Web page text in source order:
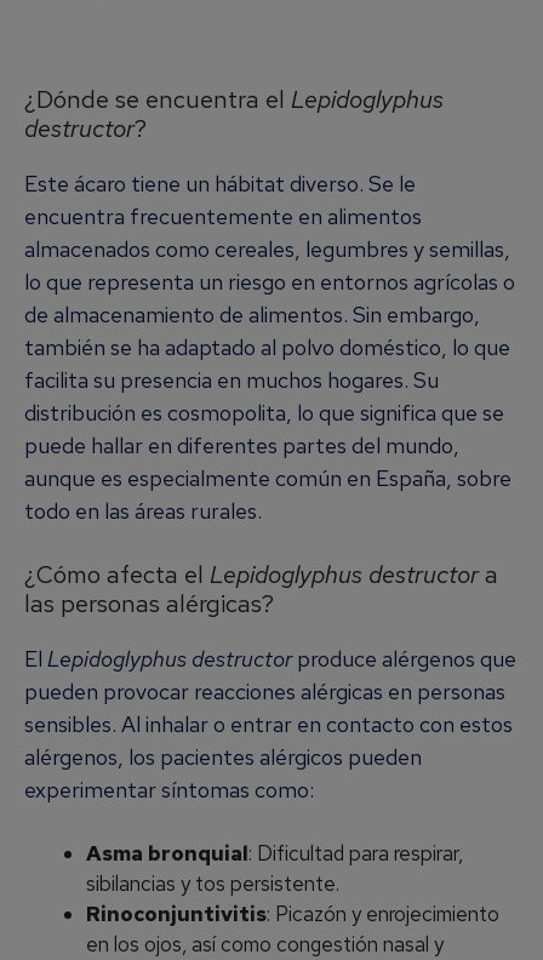
¿Dónde se encuentra el Lepidoglyphus
destructor?
Este ácaro tiene un hábitat diverso. Se le
encuentra frecuentemente en alimentos
almacenados como cereales, legumbres y semillas,
lo que representa un riesgo en entornos agrícolas o
de almacenamiento de alimentos. Sin embargo,
también se ha adaptado al polvo doméstico, lo que
facilita su presencia en muchos hogares. Su
distribución es cosmopolita, lo que significa que se
puede hallar en diferentes partes del mundo,
aunque es especialmente común en España, sobre
todo en las áreas rurales.
¿Cómo afecta el Lepidoglyphus destructora
las personas alérgicas?
El Lepidoglyphus destructorproduce alérgenos que
pueden provocar reacciones alérgicas en personas
sensibles. Al inhalar o entrar en contacto con estos
alérgenos, los pacientes alérgicos pueden
experimentar síntomas como:
Asma bronquial: Dificultad para respirar,
sibilancias y tos persistente.
Rinoconjuntivitis: Picazón y enrojecimiento
en los ojos, así como congestión nasal y